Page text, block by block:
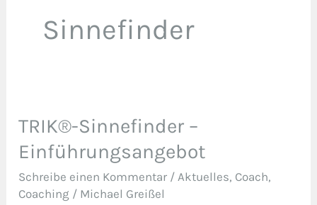
Sinnefinder
TRIK®-Sinnefinder –
Einführungsangebot
Schreibe einen Kommentar /Aktuelles, Coach,
Coaching / Michael Greißel
TRIK®-
Sinnefinder
Einführungsangebot